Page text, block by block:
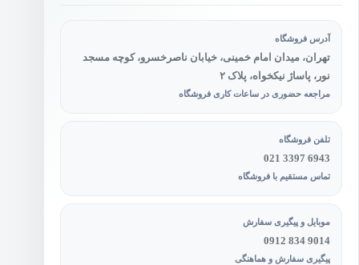
آدرس فروشگاه
تهران، میدان امام خمینی، خیابان ناصرخسرو، کوچه مسجد
نور، پاساژ نیکخواه، پلاک ۲
مراجعه حضوری در ساعات کاری فروشگاه
تلفن فروشگاه
021 3397 6943
تماس مستقیم با فروشگاه
موبایل و پیگیری سفارش
0912 834 9014
پیگیری سفارش و هماهنگی